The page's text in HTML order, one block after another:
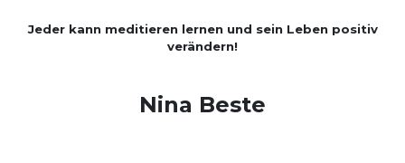
Jeder kann meditieren lernen und sein Leben positiv
verändern!
Nina Beste